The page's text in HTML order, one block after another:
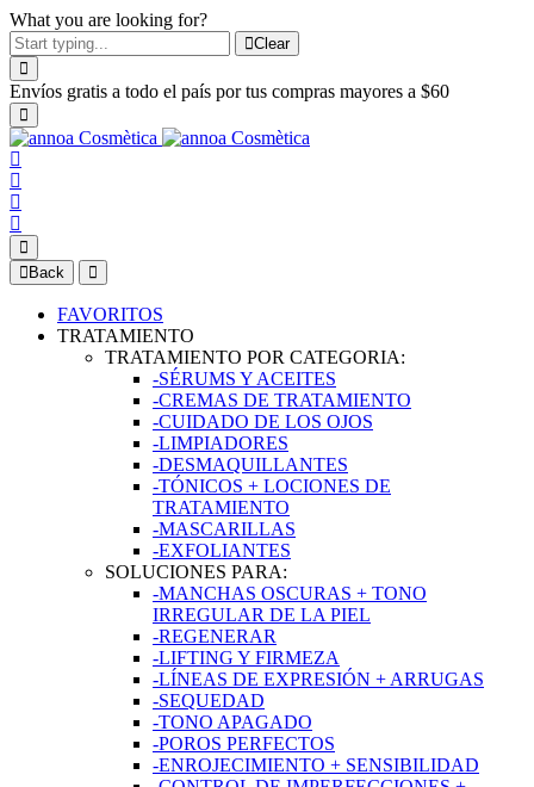
What you are looking for?
Clear
Envíos gratis a todo el país por tus compras mayores a $60
Back
FAVORITOS
TRATAMIENTO
TRATAMIENTO POR CATEGORIA:
-SÉRUMS Y ACEITES
-CREMAS DE TRATAMIENTO
-CUIDADO DE LOS OJOS
-LIMPIADORES
-DESMAQUILLANTES
-TÓNICOS + LOCIONES DE
TRATAMIENTO
-MASCARILLAS
-EXFOLIANTES
SOLUCIONES PARA:
-MANCHAS OSCURAS + TONO
IRREGULAR DE LA PIEL
-REGENERAR
-LIFTING Y FIRMEZA
-LÍNEAS DE EXPRESIÓN + ARRUGAS
-SEQUEDAD
-TONO APAGADO
-POROS PERFECTOS
-ENROJECIMIENTO + SENSIBILIDAD